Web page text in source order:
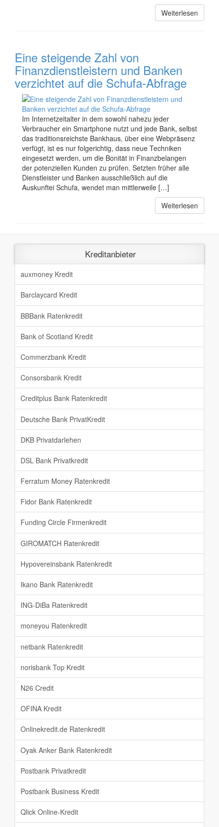
Weiterlesen
Eine steigende Zahl von
Finanzdienstleistern und Banken
verzichtet auf die Schufa-Abfrage
Im Internetzeitalter in dem sowohl nahezu jeder
Verbraucher ein Smartphone nutzt und jede Bank, selbst
das traditionsreichste Bankhaus, über eine Webpräsenz
verfügt, ist es nur folgerichtig, dass neue Techniken
eingesetzt werden, um die Bonität in Finanzbelangen
der potenziellen Kunden zu prüfen. Setzten früher alle
Dienstleister und Banken ausschließlich auf die
Auskunftei Schufa, wendet man mittlerweile […]
Weiterlesen
Kreditanbieter
auxmoney Kredit
Barclaycard Kredit
BBBank Ratenkredit
Bank of Scotland Kredit
Commerzbank Kredit
Consorsbank Kredit
Creditplus Bank Ratenkredit
Deutsche Bank PrivatKredit
DKB Privatdarlehen
DSL Bank Privatkredit
Ferratum Money Ratenkredit
Fidor Bank Ratenkredit
Funding Circle Firmenkredit
GIROMATCH Ratenkredit
Hypovereinsbank Ratenkredit
Ikano Bank Ratenkredit
ING-DiBa Ratenkredit
moneyou Ratenkredit
netbank Ratenkredit
norisbank Top Kredit
N26 Credit
OFINA Kredit
Onlinekredit.de Ratenkredit
Oyak Anker Bank Ratenkredit
Postbank Privatkredit
Postbank Business Kredit
Qlick Online-Kredit